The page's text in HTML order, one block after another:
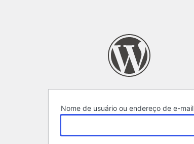
Nome de usuário ou endereço de e-mail